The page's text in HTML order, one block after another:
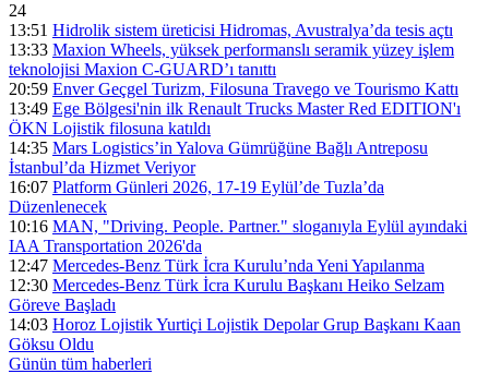
24
13:51 Hidrolik sistem üreticisi Hidromas, Avustralya’da tesis açtı
13:33 Maxion Wheels, yüksek performanslı seramik yüzey işlem
teknolojisi Maxion C-GUARD’ı tanıttı
20:59 Enver Geçgel Turizm, Filosuna Travego ve Tourismo Kattı
13:49 Ege Bölgesi'nin ilk Renault Trucks Master Red EDITION'ı
ÖKN Lojistik filosuna katıldı
14:35 Mars Logistics’in Yalova Gümrüğüne Bağlı Antreposu
İstanbul’da Hizmet Veriyor
16:07 Platform Günleri 2026, 17-19 Eylül’de Tuzla’da
Düzenlenecek
10:16 MAN, "Driving. People. Partner." sloganıyla Eylül ayındaki
IAA Transportation 2026'da
12:47 Mercedes-Benz Türk İcra Kurulu’nda Yeni Yapılanma
12:30 Mercedes-Benz Türk İcra Kurulu Başkanı Heiko Selzam
Göreve Başladı
14:03 Horoz Lojistik Yurtiçi Lojistik Depolar Grup Başkanı Kaan
Göksu Oldu
Günün tüm haberleri